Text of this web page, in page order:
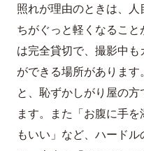
照れが理由のときは、
ちがぐっと軽くなるこ
は完全貸切で、撮影中
ができる場所がありま
と、恥ずかしがり屋の
ます。また「お腹に手
もいい」など、ハード